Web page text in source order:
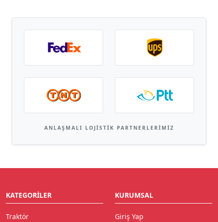
ANLAŞMALI LOJISTIK PARTNERLERIMIZ
KATEGORILER
Traktör
KURUMSAL
Giriş Yap